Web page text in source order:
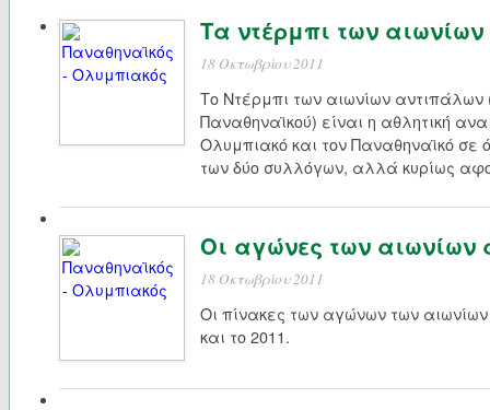
Τα ντέρμπι των
18 Οκτωβρίου 2011
Το Ντέρμπι των αιωνίων
Παναθηναϊκού) είναι η αθλητική
Ολυμπιακό και τον Παναθηναϊκό
των δύο συλλόγων, αλλά κυρίως
Οι αγώνες των αιωνίων
18 Οκτωβρίου 2011
Οι πίνακες των αγώνων των
και το 2011.